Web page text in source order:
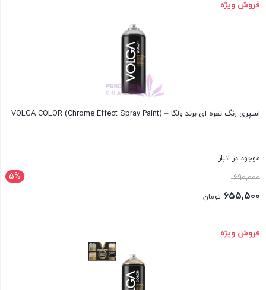
بستن
فروش ویژه
اسپری رنگ نقره ای برند ولگا – VOLGA COLOR (Chrome Effect Spray Paint)
موجود در انبار
5% 690,000قیمت
اصلی:
بود.
655,500 تومان
فعلی:
بستن
فروش ویژه